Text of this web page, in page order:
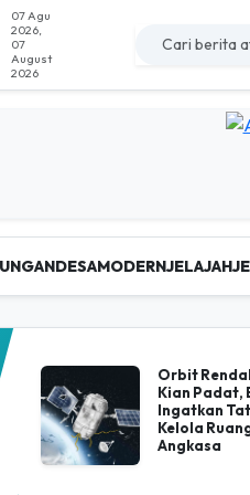
07 Agu
2026,
07
August
2026
DESAMODERNJELAJAH
- PortalOrbit
Kian Padat,
Ingatkan
Kelola
Angkasa